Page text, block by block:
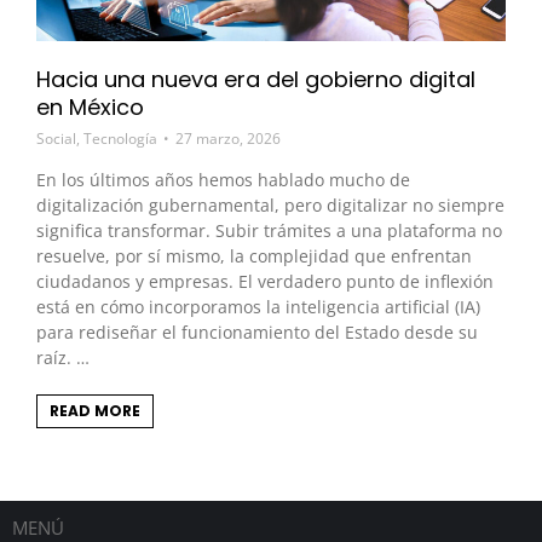
Hacia una nueva era del gobierno digital
en México
Social, Tecnología 27 marzo, 2026
En los últimos años hemos hablado mucho de
digitalización gubernamental, pero digitalizar no siempre
significa transformar. Subir trámites a una plataforma no
resuelve, por sí mismo, la complejidad que enfrentan
ciudadanos y empresas. El verdadero punto de inflexión
está en cómo incorporamos la inteligencia artificial (IA)
para rediseñar el funcionamiento del Estado desde su
raíz. …
READ MORE
MENÚ